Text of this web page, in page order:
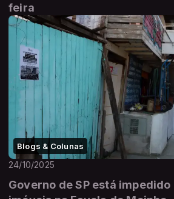
feira
Blogs & Colunas
24/10/2025
Governo de SP está